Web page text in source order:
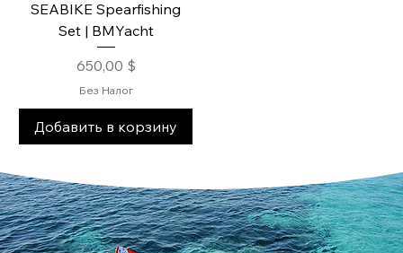
SEABIKE Spearfishing
Set | BMYacht
Цена
650,00 $
Без Налог
Добавить в корзину